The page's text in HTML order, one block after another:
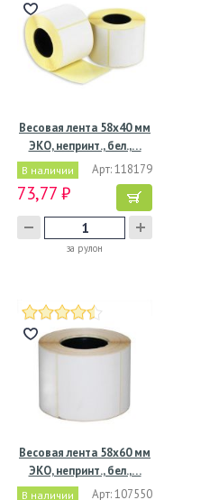
Весовая лента 58х40 мм
ЭКО, непринт., бел.,…
В наличии Арт: 118179
73,77 ₽
за рулон
Весовая лента 58х60 мм
ЭКО, непринт., бел.,…
В наличии Арт: 107550